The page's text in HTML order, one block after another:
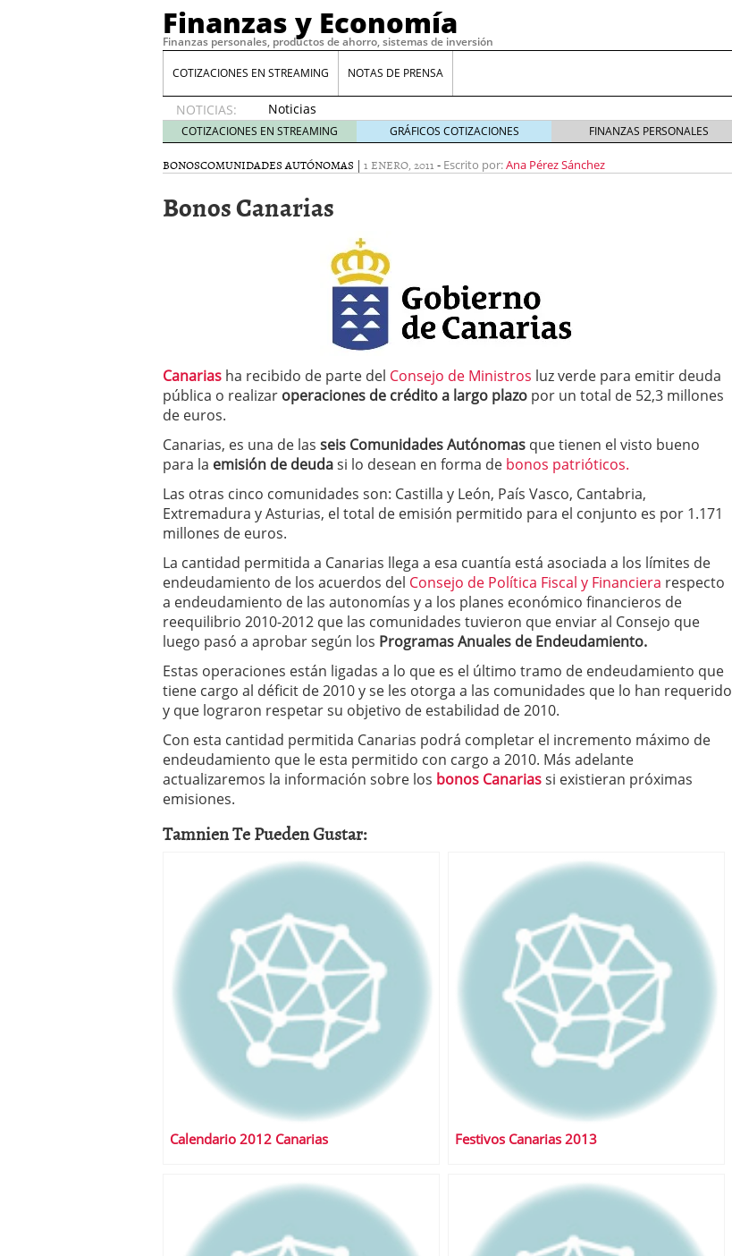
Finanzas y Economía
Finanzas personales, productos de ahorro, sistemas de inversión
COTIZACIONES EN STREAMING NOTAS DE PRENSA
NOTICIAS:
Noticias
de XRP
por qué
las
whales
Comparativa Costes vs Agilidad: ¿Por qué el Préstamo Promotor privado
acelera la rentabilidad?
12 de diciembre de 2025
compras 24 de noviembre de 2025
Planificar tu herencia también es una decisión financiera: cómo anticiparte
COTIZACIONES EN STREAMING GRÁFICOS COTIZACIONES FINANZAS PERSONALES
BONOSCOMUNIDADES AUTÓNOMAS | 1 ENERO, 2011 - Escrito por:Ana Pérez Sánchez
Bonos Canarias
Canarias ha recibido de parte del Consejo de Ministros luz verde para emitir deuda
pública o realizar operaciones de crédito a largo plazo por un total de 52,3 millones
de euros.
Canarias, es una de las seis Comunidades Autónomas que tienen el visto bueno
para la emisión de deudasi lo desean en forma de bonos patrióticos.
Las otras cinco comunidades son: Castilla y León, País Vasco, Cantabria,
Extremadura y Asturias, el total de emisión permitido para el conjunto es por 1.171
millones de euros.
La cantidad permitida a Canarias llega a esa cuantía está asociada a los límites de
endeudamiento de los acuerdos del Consejo de Política Fiscal y Financiera respecto
a endeudamiento de las autonomías y a los planes económico financieros de
reequilibrio 2010-2012 que las comunidades tuvieron que enviar al Consejo que
luego pasó a aprobar según los Programas Anuales de Endeudamiento.
Estas operaciones están ligadas a lo que es el último tramo de endeudamiento que
tiene cargo al déficit de 2010 y se les otorga a las comunidades que lo han requerido
y que lograron respetar su objetivo de estabilidad de 2010.
Con esta cantidad permitida Canarias podrá completar el incremento máximo de
endeudamiento que le esta permitido con cargo a 2010. Más adelante
actualizaremos la información sobre los bonos Canariassi existieran próximas
emisiones.
Tamnien Te Pueden Gustar:
Calendario 2012 Canarias Festivos Canarias 2013